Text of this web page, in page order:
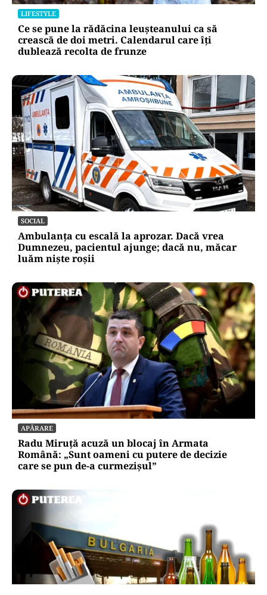
LIFESTYLE
Ce se pune la rădăcina leușteanului ca să
crească de doi metri. Calendarul care îți
dublează recolta de frunze
SOCIAL
Ambulanța cu escală la aprozar. Dacă vrea
Dumnezeu, pacientul ajunge; dacă nu, măcar
luăm niște roșii
APĂRARE
Radu Miruță acuză un blocaj în Armata
Română: „Sunt oameni cu putere de decizie
care se pun de-a curmezișul”